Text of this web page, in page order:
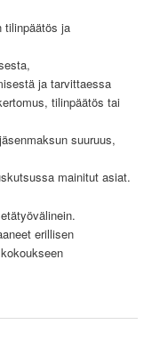
tilinpäätös ja
ja tarvittaessa
tilinpäätös tai
suuruus,
mainitut asiat.
erillisen